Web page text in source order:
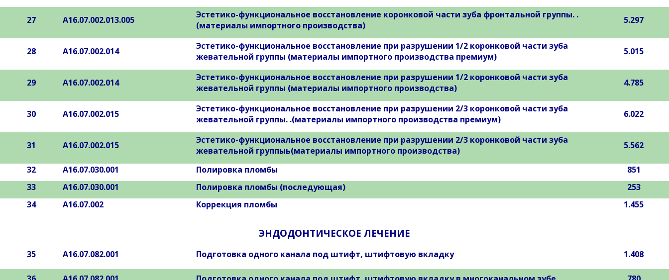
27 А16.07.002.013.005
Эстетико-функциональное восстановление коронковой части зуба фронтальной группы. .
(материалы импортного производства)
5.297
28 А16.07.002.014
Эстетико-функциональное восстановление при разрушении 1/2 коронковой части зуба
жевательной группы (материалы импортного производства премиум)
5.015
29 А16.07.002.014
Эстетико-функциональное восстановление при разрушении 1/2 коронковой части зуба
жевательной группы (материалы импортного производства)
4.785
30 А16.07.002.015
Эстетико-функциональное восстановление при разрушении 2/3 коронковой части зуба
жевательной группы. .(материалы импортного производства премиум)
6.022
31 А16.07.002.015
Эстетико-функциональное восстановление при разрушении 2/3 коронковой части зуба
жевательной группыь(материалы импортного производства)
5.562
32 А16.07.030.001 Полировка пломбы
851
33
А16.07.030.001 Полировка пломбы (последующая)
253
34
А16.07.002 Коррекция пломбы 1.455
ЭНДОДОНТИЧЕСКОЕ ЛЕЧЕНИЕ
35 А16.07.082.001 Подготовка одного канала под штифт, штифтовую вкладку 1.408